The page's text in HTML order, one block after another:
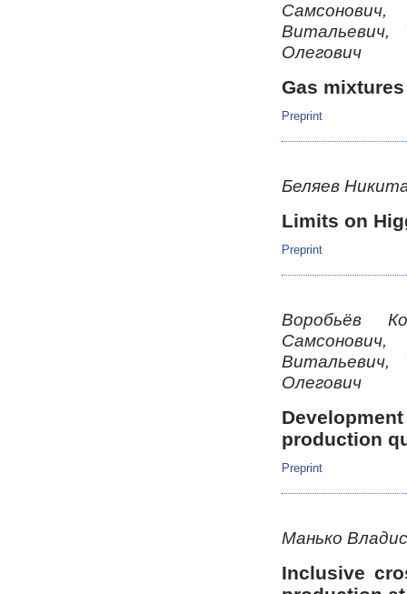
Витальевич,
Олегович
Gas
Preprint
Беляев
Limits on
Preprint
Воробьёв
Витальевич,
Олегович
production
Preprint
Манько
Inclusive